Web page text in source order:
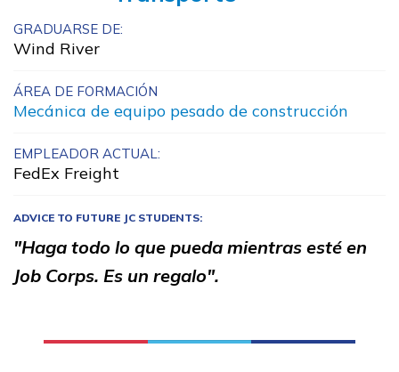
Administración de oficina
Electricidad, Pre pasantía
avanzada de camiones
Ver más ...
Estudiantes
GRADUARSE DE:
Wind River
ÁREA DE FORMACIÓN
Mecánica de equipo pesado de construcción
EMPLEADOR ACTUAL:
FedEx Freight
ADVICE TO FUTURE JC STUDENTS:
"Haga todo lo que pueda mientras esté en
Job Corps. Es un regalo".